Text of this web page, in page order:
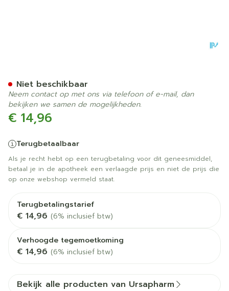
€ 14,96
Terugbetaalbaar
Als je recht hebt op een terugbetaling voor dit geneesmiddel,
betaal je in de apotheek een verlaagde prijs en niet de prijs die
op onze webshop vermeld staat.
Terugbetalingstarief
€ 14,96 (6% inclusief btw)
Verhoogde tegemoetkoming
€ 14,96 (6% inclusief btw)
Niet beschikbaar
Neem contact op met ons via telefoon of e-mail, dan
bekijken we samen de mogelijkheden.
Bekijk alle producten van Ursapharm